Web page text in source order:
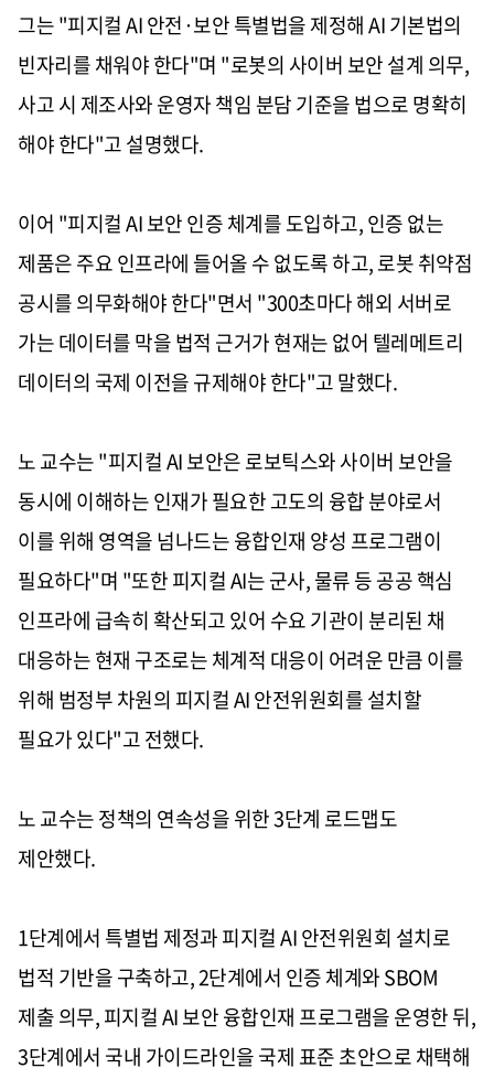
그는 "피지컬 AI 안전·보안 특별법을 제정해 AI 기본법의
빈자리를 채워야 한다"며 "로봇의 사이버 보안 설계 의무,
사고 시 제조사와 운영자 책임 분담 기준을 법으로 명확히
해야 한다"고 설명했다.
이어 "피지컬 AI 보안 인증 체계를 도입하고, 인증 없는
제품은 주요 인프라에 들어올 수 없도록 하고, 로봇 취약점
공시를 의무화해야 한다"면서 "300초마다 해외 서버로
가는 데이터를 막을 법적 근거가 현재는 없어 텔레메트리
데이터의 국제 이전을 규제해야 한다"고 말했다.
노 교수는 "피지컬 AI 보안은 로보틱스와 사이버 보안을
동시에 이해하는 인재가 필요한 고도의 융합 분야로서
이를 위해 영역을 넘나드는 융합인재 양성 프로그램이
필요하다"며 "또한 피지컬 AI는 군사, 물류 등 공공 핵심
인프라에 급속히 확산되고 있어 수요 기관이 분리된 채
대응하는 현재 구조로는 체계적 대응이 어려운 만큼 이를
위해 범정부 차원의 피지컬 AI 안전위원회를 설치할
필요가 있다"고 전했다.
노 교수는 정책의 연속성을 위한 3단계 로드맵도
제안했다.
1단계에서 특별법 제정과 피지컬 AI 안전위원회 설치로
법적 기반을 구축하고, 2단계에서 인증 체계와 SBOM
제출 의무, 피지컬 AI 보안 융합인재 프로그램을 운영한 뒤,
3단계에서 국내 가이드라인을 국제 표준 초안으로 채택해